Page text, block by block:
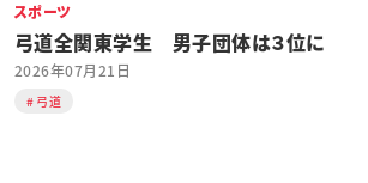
スポーツ
弓道全関東学生 男子団体は３位に
2026年07月21日
弓道